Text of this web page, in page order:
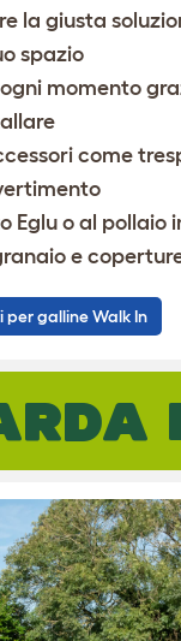
la giusta
spazio
momento
come
Eglu o al pollaio
e
per galline Walk In